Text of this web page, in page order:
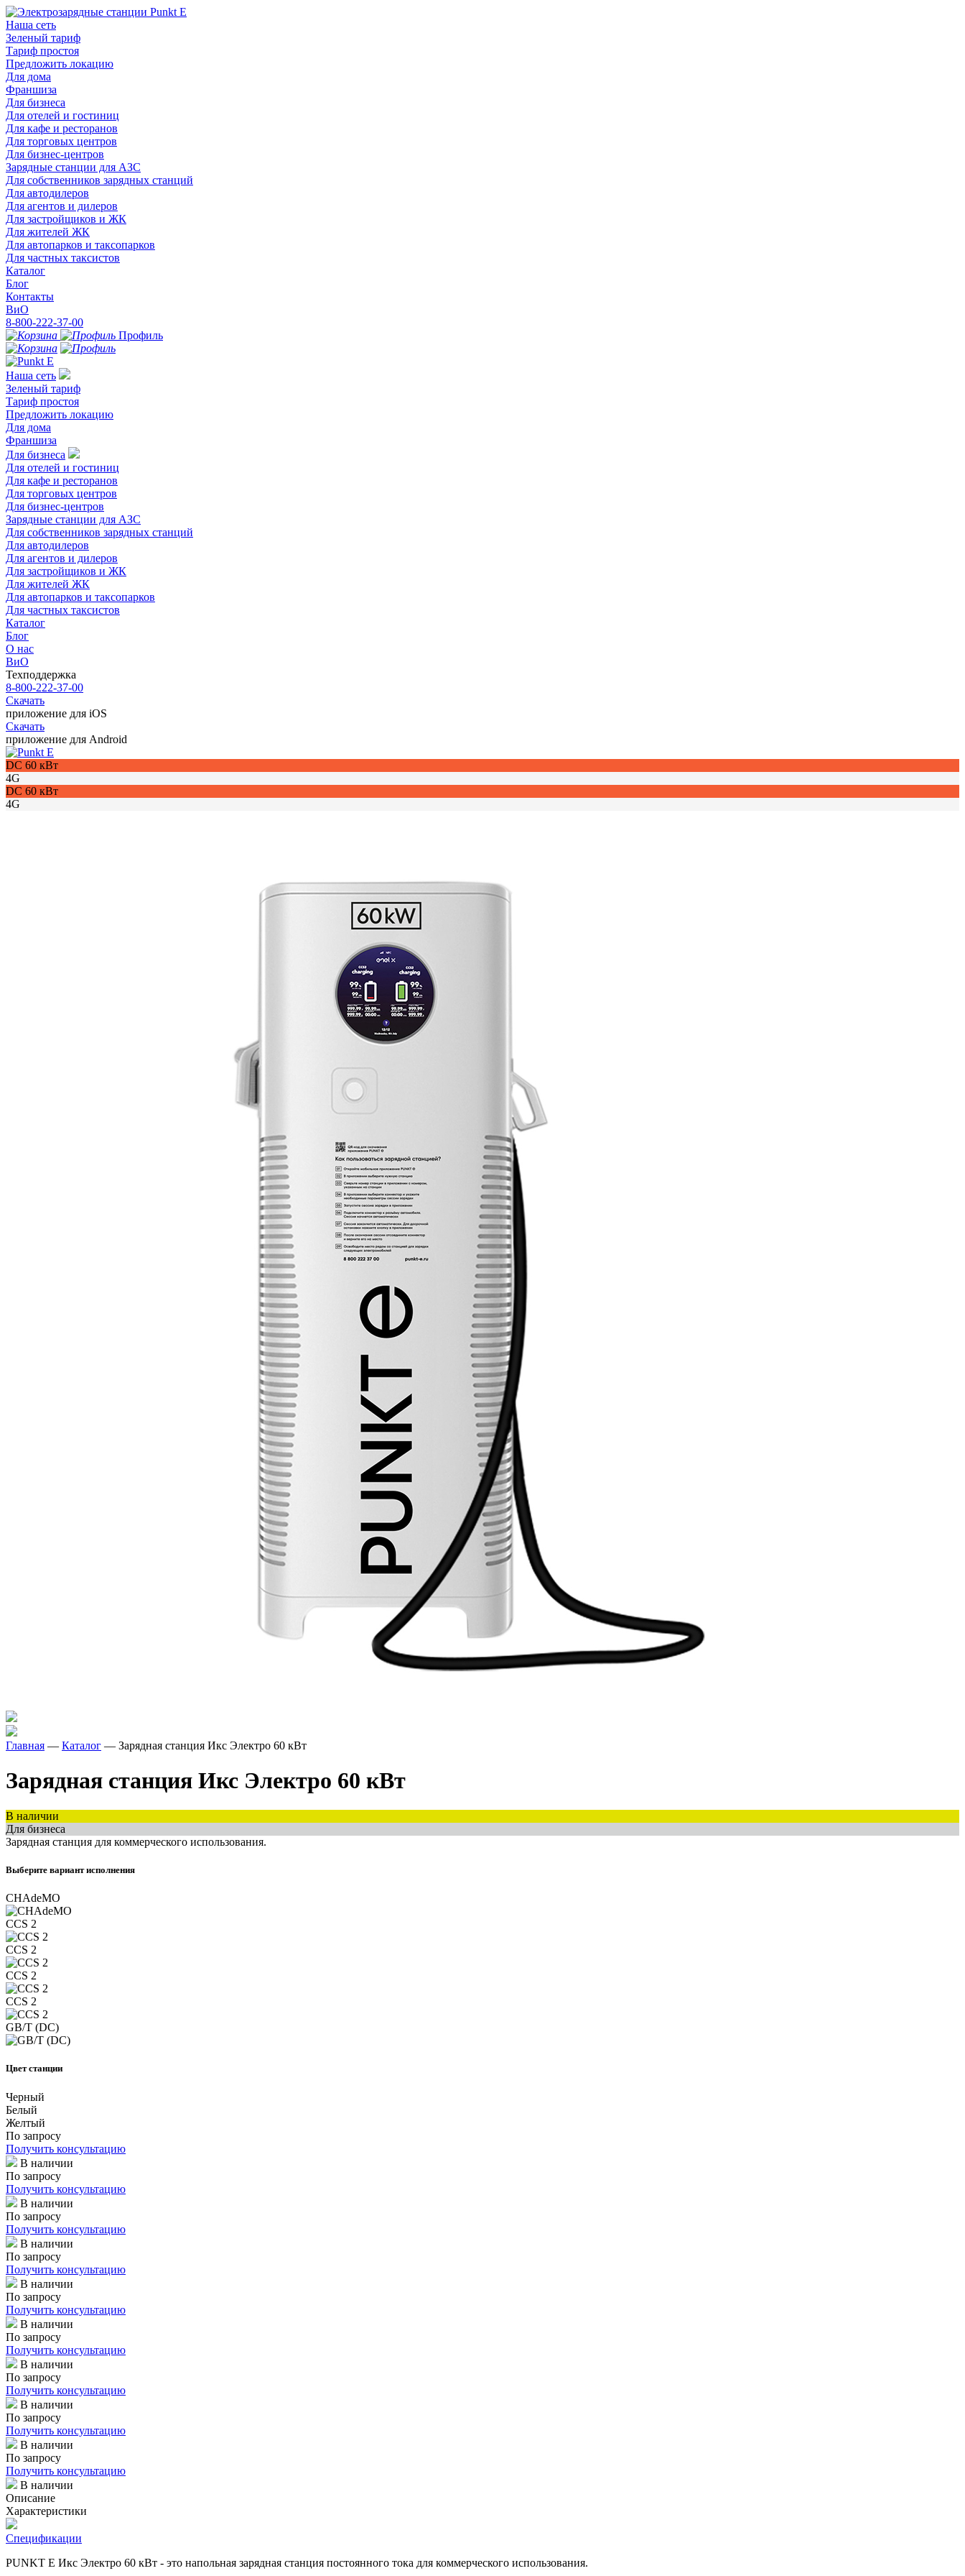
Наша сеть
Зеленый тариф
Тариф простоя
Предложить локацию
Для дома
Франшиза
Для бизнеса
Для отелей и гостиниц
Для кафе и ресторанов
Для торговых центров
Для бизнес-центров
Зарядные станции для АЗС
Для собственников зарядных станций
Для автодилеров
Для агентов и дилеров
Для застройщиков и ЖК
Для жителей ЖК
Для автопарков и таксопарков
Для частных таксистов
Каталог
Блог
Контакты
ВиО
8-800-222-37-00
Профиль
Наша сеть
Зеленый тариф
Тариф простоя
Предложить локацию
Для дома
Франшиза
Для бизнеса
Для отелей и гостиниц
Для кафе и ресторанов
Для торговых центров
Для бизнес-центров
Зарядные станции для АЗС
Для собственников зарядных станций
Для автодилеров
Для агентов и дилеров
Для застройщиков и ЖК
Для жителей ЖК
Для автопарков и таксопарков
Для частных таксистов
Каталог
Блог
О нас
ВиО
Техподдержка
8-800-222-37-00
Скачать
приложение для iOS
Скачать
приложение для Android
DC 60 кВт
4G
DC 60 кВт
4G
Главная — Каталог — Зарядная станция Икс Электро 60 кВт
Зарядная станция Икс Электро 60 кВт
В наличии
Для бизнеса
Зарядная станция для коммерческого использования.
Выберите вариант исполнения
CHAdeMO
CCS 2
CCS 2
CCS 2
CCS 2
GB/T (DC)
Цвет станции
Черный
Белый
Желтый
По запросу
Получить консультацию
В наличии
По запросу
Получить консультацию
В наличии
По запросу
Получить консультацию
В наличии
По запросу
Получить консультацию
В наличии
По запросу
Получить консультацию
В наличии
По запросу
Получить консультацию
В наличии
По запросу
Получить консультацию
В наличии
По запросу
Получить консультацию
В наличии
По запросу
Получить консультацию
В наличии
Описание
Характеристики
Спецификации
PUNKT E Икс Электро 60 кВт - это напольная зарядная станция постоянного тока для коммерческого использования.